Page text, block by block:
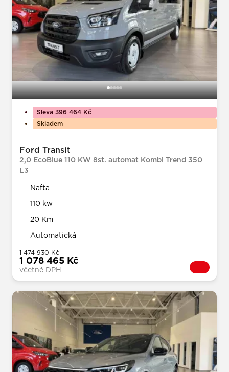
Sleva 396 464 Kč
Skladem
Ford Transit
2,0 EcoBlue 110 KW 8st. automat Kombi Trend 350
L3
Nafta
110 kw
20 Km
Automatická
1 474 930 Kč
1 078 465 Kč
včetně DPH